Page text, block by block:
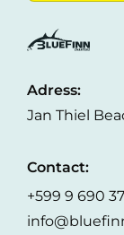
Adress:
Jan Thiel
Contact:
+599 9 690